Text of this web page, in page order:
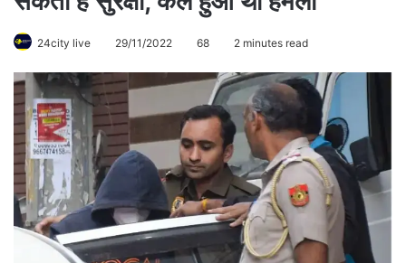
24city live 29/11/2022 68 2 minutes read